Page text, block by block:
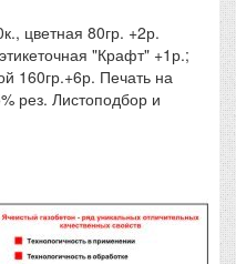
цветная 80гр. +2р.
"Крафт" +1р.;
160гр.+6р. Печать на
рез. Листоподбор и